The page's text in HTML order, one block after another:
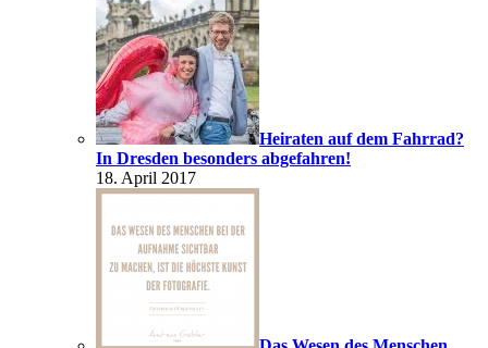
Heiraten auf dem Fahrrad?
In Dresden besonders abgefahren!
18. April 2017